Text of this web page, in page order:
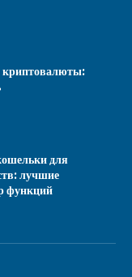
криптовалюты:
для
лучшие
функций